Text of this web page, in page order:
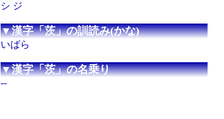
シ ジ
▼漢字「茨」の訓読み(かな)
いばら
▼漢字「茨」の名乗り
--